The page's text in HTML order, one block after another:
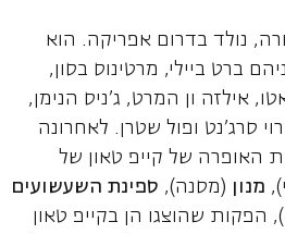
נולד בדרום אפריקה. הוא
ברט ביילי, מרטינוס בסון,
אילזה ון המרט, ג'ניס הנימן,
סרג'נט ופול שטרן. לאחרונה
האופרה של קייפ טאון של
מנון (מסנה), ספינת השעשועים
הפקות שהוצגו הן בקייפ טאון